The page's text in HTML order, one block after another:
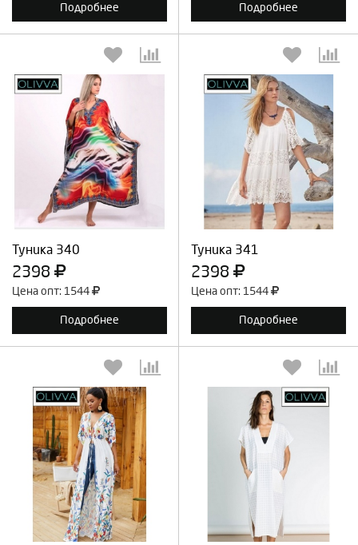
Подробнее Подробнее
Туника 340
2398
Цена опт: 1544
Подробнее
Выберите количество:
Продолжить Отмена
Туника 341
2398
Цена опт: 1544
Подробнее
Выберите количество:
Продолжить Отмена
Выберите количество:
Продолжить Отмена
Выберите количество:
Продолжить Отмена